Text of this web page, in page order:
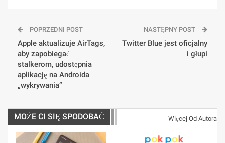
POPRZEDNI POST
Apple aktualizuje AirTags,
aby zapobiegać
stalkerom, udostępnia
aplikację na Androida
„wykrywania”
NASTĘPNY POST
Twitter Blue jest oficjalny
i głupi
MOŻE CI SIĘ SPODOBAĆ Więcej Od Autora